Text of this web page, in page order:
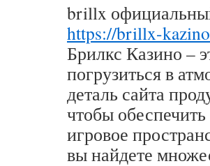
brillx
https://brillx-
Брилкс Казино –
погрузиться в
деталь сайта
чтобы
игровое
вы найдете